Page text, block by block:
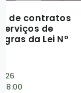
Da
26, 27 e
08:30 às